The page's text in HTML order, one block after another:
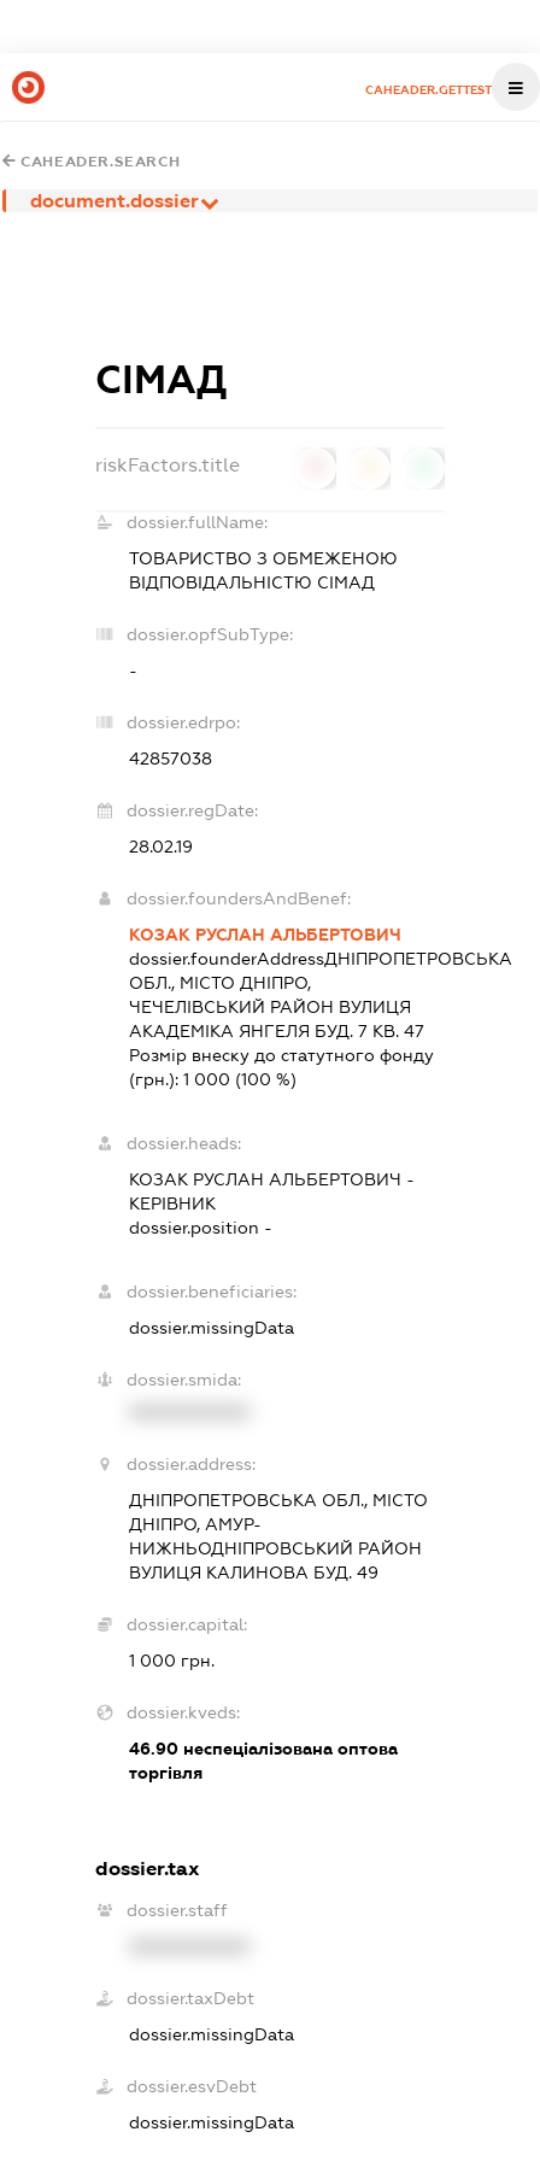
CAHEADER.GETTEST
CAHEADER.SEARCH
document.dossier
СІМАД
riskFactors.title
dossier.fullName:
ТОВАРИСТВО З ОБМЕЖЕНОЮ
ВІДПОВІДАЛЬНІСТЮ СІМАД
dossier.opfSubType:
-
dossier.edrpo:
42857038
dossier.regDate:
28.02.19
dossier.foundersAndBenef:
КОЗАК РУСЛАН АЛЬБЕРТОВИЧ
dossier.founderAddressДНІПРОПЕТРОВСЬКА
ОБЛ., МІСТО ДНІПРО,
ЧЕЧЕЛІВСЬКИЙ РАЙОН ВУЛИЦЯ
АКАДЕМІКА ЯНГЕЛЯ БУД. 7 КВ. 47
Розмір внеску до статутного фонду
(грн.):1 000 (100 %)
dossier.heads:
КОЗАК РУСЛАН АЛЬБЕРТОВИЧ -
КЕРІВНИК
dossier.position -
dossier.beneficiaries:
dossier.missingData
dossier.smida:
dossier.address:
ДНІПРОПЕТРОВСЬКА ОБЛ., МІСТО
ДНІПРО, АМУР-
НИЖНЬОДНІПРОВСЬКИЙ РАЙОН
ВУЛИЦЯ КАЛИНОВА БУД. 49
dossier.capital:
1 000 грн.
dossier.kveds:
46.90 неспеціалізована оптова
торгівля
dossier.tax
dossier.staff
dossier.taxDebt
dossier.missingData
dossier.esvDebt
dossier.missingData